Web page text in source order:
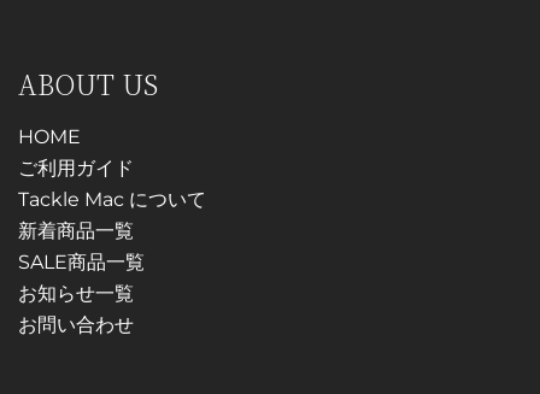
ABOUT US
HOME
ご利用ガイド
Tackle Mac について
新着商品一覧
SALE商品一覧
お知らせ一覧
お問い合わせ